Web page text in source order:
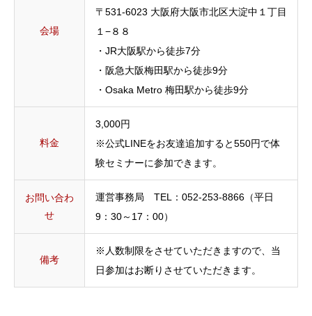
会場
〒531-6023 大阪府大阪市北区大淀中１丁目
１−８８
・JR大阪駅から徒歩7分
・阪急大阪梅田駅から徒歩9分
・Osaka Metro 梅田駅から徒歩9分
料金
3,000円
※公式LINEをお友達追加すると550円で体
験セミナーに参加できます。
お問い合わ
せ
運営事務局 TEL：052-253-8866（平日
9：30～17：00）
備考
※人数制限をさせていただきますので、当
日参加はお断りさせていただきます。